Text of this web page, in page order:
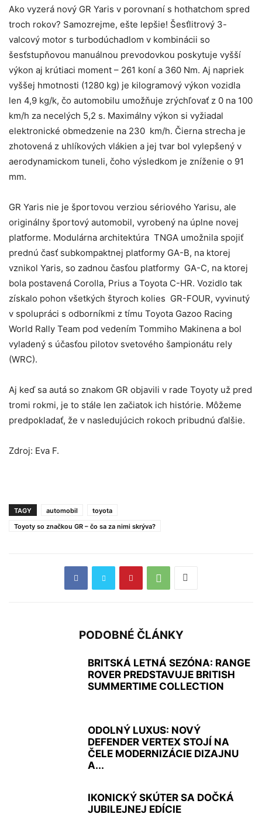
Ako vyzerá nový GR Yaris v porovnaní s hothatchom spred
troch rokov? Samozrejme, ešte lepšie! Šesťlitrový 3-
valcový motor s turbodúchadlom v kombinácii so
šesťstupňovou manuálnou prevodovkou poskytuje vyšší
výkon aj krútiaci moment – 261 koní a 360 Nm. Aj napriek
vyššej hmotnosti (1280 kg) je kilogramový výkon vozidla
len 4,9 kg/k, čo automobilu umožňuje zrýchľovať z 0 na 100
km/h za necelých 5,2 s. Maximálny výkon si vyžiadal
elektronické obmedzenie na 230 km/h. Čierna strecha je
zhotovená z uhlíkových vlákien a jej tvar bol vylepšený v
aerodynamickom tuneli, čoho výsledkom je zníženie o 91
mm.
GR Yaris nie je športovou verziou sériového Yarisu, ale
originálny športový automobil, vyrobený na úplne novej
platforme. Modulárna architektúra TNGA umožnila spojiť
prednú časť subkompaktnej platformy GA-B, na ktorej
vznikol Yaris, so zadnou časťou platformy GA-C, na ktorej
bola postavená Corolla, Prius a Toyota C-HR. Vozidlo tak
získalo pohon všetkých štyroch kolies GR-FOUR, vyvinutý
v spolupráci s odborníkmi z tímu Toyota Gazoo Racing
World Rally Team pod vedením Tommiho Makinena a bol
vyladený s účasťou pilotov svetového šampionátu rely
(WRC).
Aj keď sa autá so znakom GR objavili v rade Toyoty už pred
tromi rokmi, je to stále len začiatok ich histórie. Môžeme
predpokladať, že v nasledujúcich rokoch pribudnú ďalšie.
Zdroj: Eva F.
TAGY automobil
toyota
Toyoty so značkou GR – čo sa za nimi skrýva?
PODOBNÉ ČLÁNKY
BRITSKÁ LETNÁ SEZÓNA: RANGE
ROVER PREDSTAVUJE BRITISH
SUMMERTIME COLLECTION
ODOLNÝ LUXUS: NOVÝ
DEFENDER VERTEX STOJÍ NA
ČELE MODERNIZÁCIE DIZAJNU
A...
IKONICKÝ SKÚTER SA DOČKÁ
JUBILEJNEJ EDÍCIE